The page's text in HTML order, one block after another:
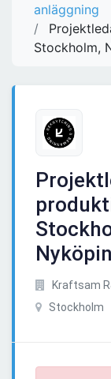
anläggning
Stockholm,
Kraftsam
Stockholm